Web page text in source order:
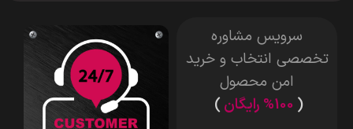
سرویس مشاوره
تخصصی انتخاب و خرید
امن محصول
( %100 رایگان )